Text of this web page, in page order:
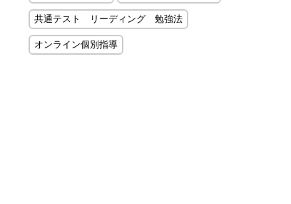
共通テスト リーディング 勉強法
オンライン個別指導